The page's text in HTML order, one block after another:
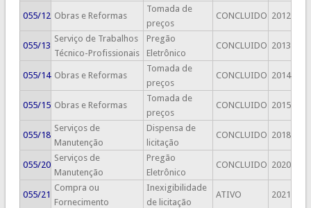
055/12 Obras e Reformas
Tomada de
preços
CONCLUIDO 2012
055/13
Serviço de Trabalhos
Técnico-Profissionais
Pregão
Eletrônico
CONCLUIDO 2013
055/14 Obras e Reformas
Tomada de
preços
CONCLUIDO 2014
055/15 Obras e Reformas
Tomada de
preços
CONCLUIDO 2015
055/18
Serviços de
Manutenção
Dispensa de
licitação
CONCLUIDO 2018
055/20
Serviços de
Manutenção
Pregão
Eletrônico
CONCLUIDO 2020
055/21
Compra ou
Fornecimento
Inexigibilidade
de licitação
ATIVO 2021